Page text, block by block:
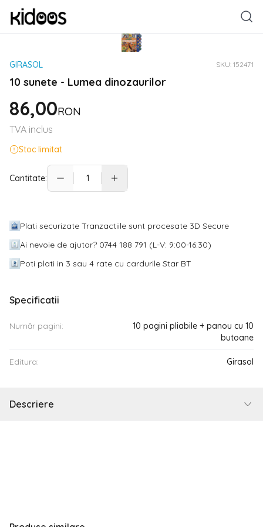
GIRASOL SKU: 152471
10 sunete - Lumea dinozaurilor
86,00RON
TVA inclus
Stoc limitat
Cantitate:
Plati securizate Tranzactiile sunt procesate 3D Secure
Ai nevoie de ajutor? 0744 188 791 (L-V: 9:00-16:30)
Poti plati in 3 sau 4 rate cu cardurile Star BT
Specificatii
Număr pagini:
10 pagini pliabile + panou cu 10
butoane
Editura: Girasol
Descriere